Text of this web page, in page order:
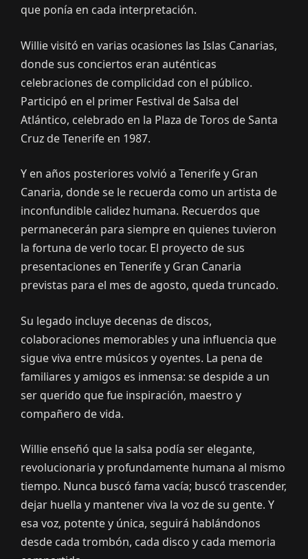
que ponía en cada interpretación.
Willie visitó en varias ocasiones las Islas Canarias,
donde sus conciertos eran auténticas
celebraciones de complicidad con el público.
Participó en el primer Festival de Salsa del
Atlántico, celebrado en la Plaza de Toros de Santa
Cruz de Tenerife en 1987.
Y en años posteriores volvió a Tenerife y Gran
Canaria, donde se le recuerda como un artista de
inconfundible calidez humana. Recuerdos que
permanecerán para siempre en quienes tuvieron
la fortuna de verlo tocar. El proyecto de sus
presentaciones en Tenerife y Gran Canaria
previstas para el mes de agosto, queda truncado.
Su legado incluye decenas de discos,
colaboraciones memorables y una influencia que
sigue viva entre músicos y oyentes. La pena de
familiares y amigos es inmensa: se despide a un
ser querido que fue inspiración, maestro y
compañero de vida.
Willie enseñó que la salsa podía ser elegante,
revolucionaria y profundamente humana al mismo
tiempo. Nunca buscó fama vacía; buscó trascender,
dejar huella y mantener viva la voz de su gente. Y
esa voz, potente y única, seguirá hablándonos
desde cada trombón, cada disco y cada memoria